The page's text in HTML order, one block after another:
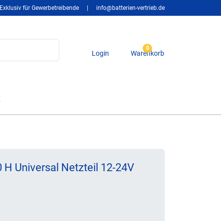
Exklusiv für Gewerbetreibende info@batterien-vertrieb.de
Login
0
Warenkorb
H Universal Netzteil 12-24V